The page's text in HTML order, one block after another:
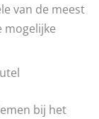
van de meest
mogelijke
bij het